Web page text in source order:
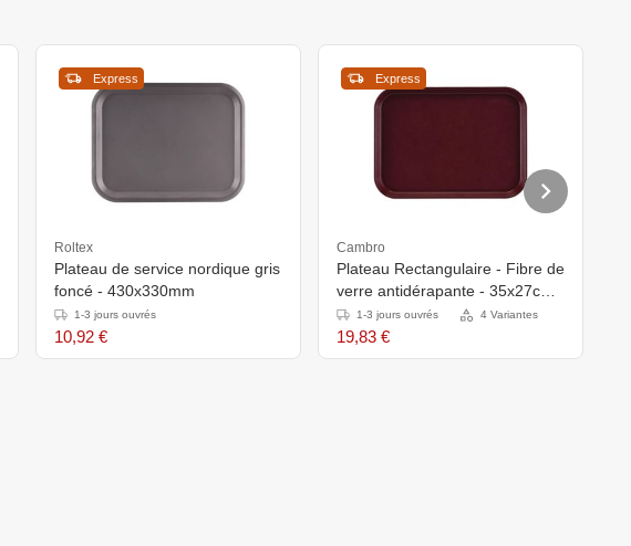
Express
Roltex
Plateau de service nordique gris
foncé - 430x330mm
1-3 jours ouvrés
10,92 €
Express
Cambro
Plateau Rectangulaire - Fibre de
verre antidérapante - 35x27cm -
Disponible en 2 couleurs
1-3 jours ouvrés 4 Variantes
19,83 €